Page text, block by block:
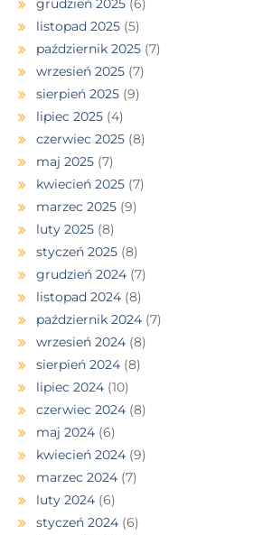
listopad 2025 (5)
październik 2025 (7)
wrzesień 2025 (7)
sierpień 2025 (9)
lipiec 2025 (4)
czerwiec 2025 (8)
maj 2025 (7)
kwiecień 2025 (7)
marzec 2025 (9)
luty 2025 (8)
styczeń 2025 (8)
grudzień 2024 (7)
listopad 2024 (8)
październik 2024 (7)
wrzesień 2024 (8)
sierpień 2024 (8)
lipiec 2024 (10)
czerwiec 2024 (8)
maj 2024 (6)
kwiecień 2024 (9)
marzec 2024 (7)
luty 2024 (6)
styczeń 2024 (6)